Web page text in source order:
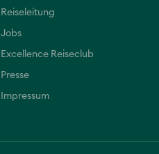
Reiseleitung
Jobs
Excellence Reiseclub
Presse
Impressum